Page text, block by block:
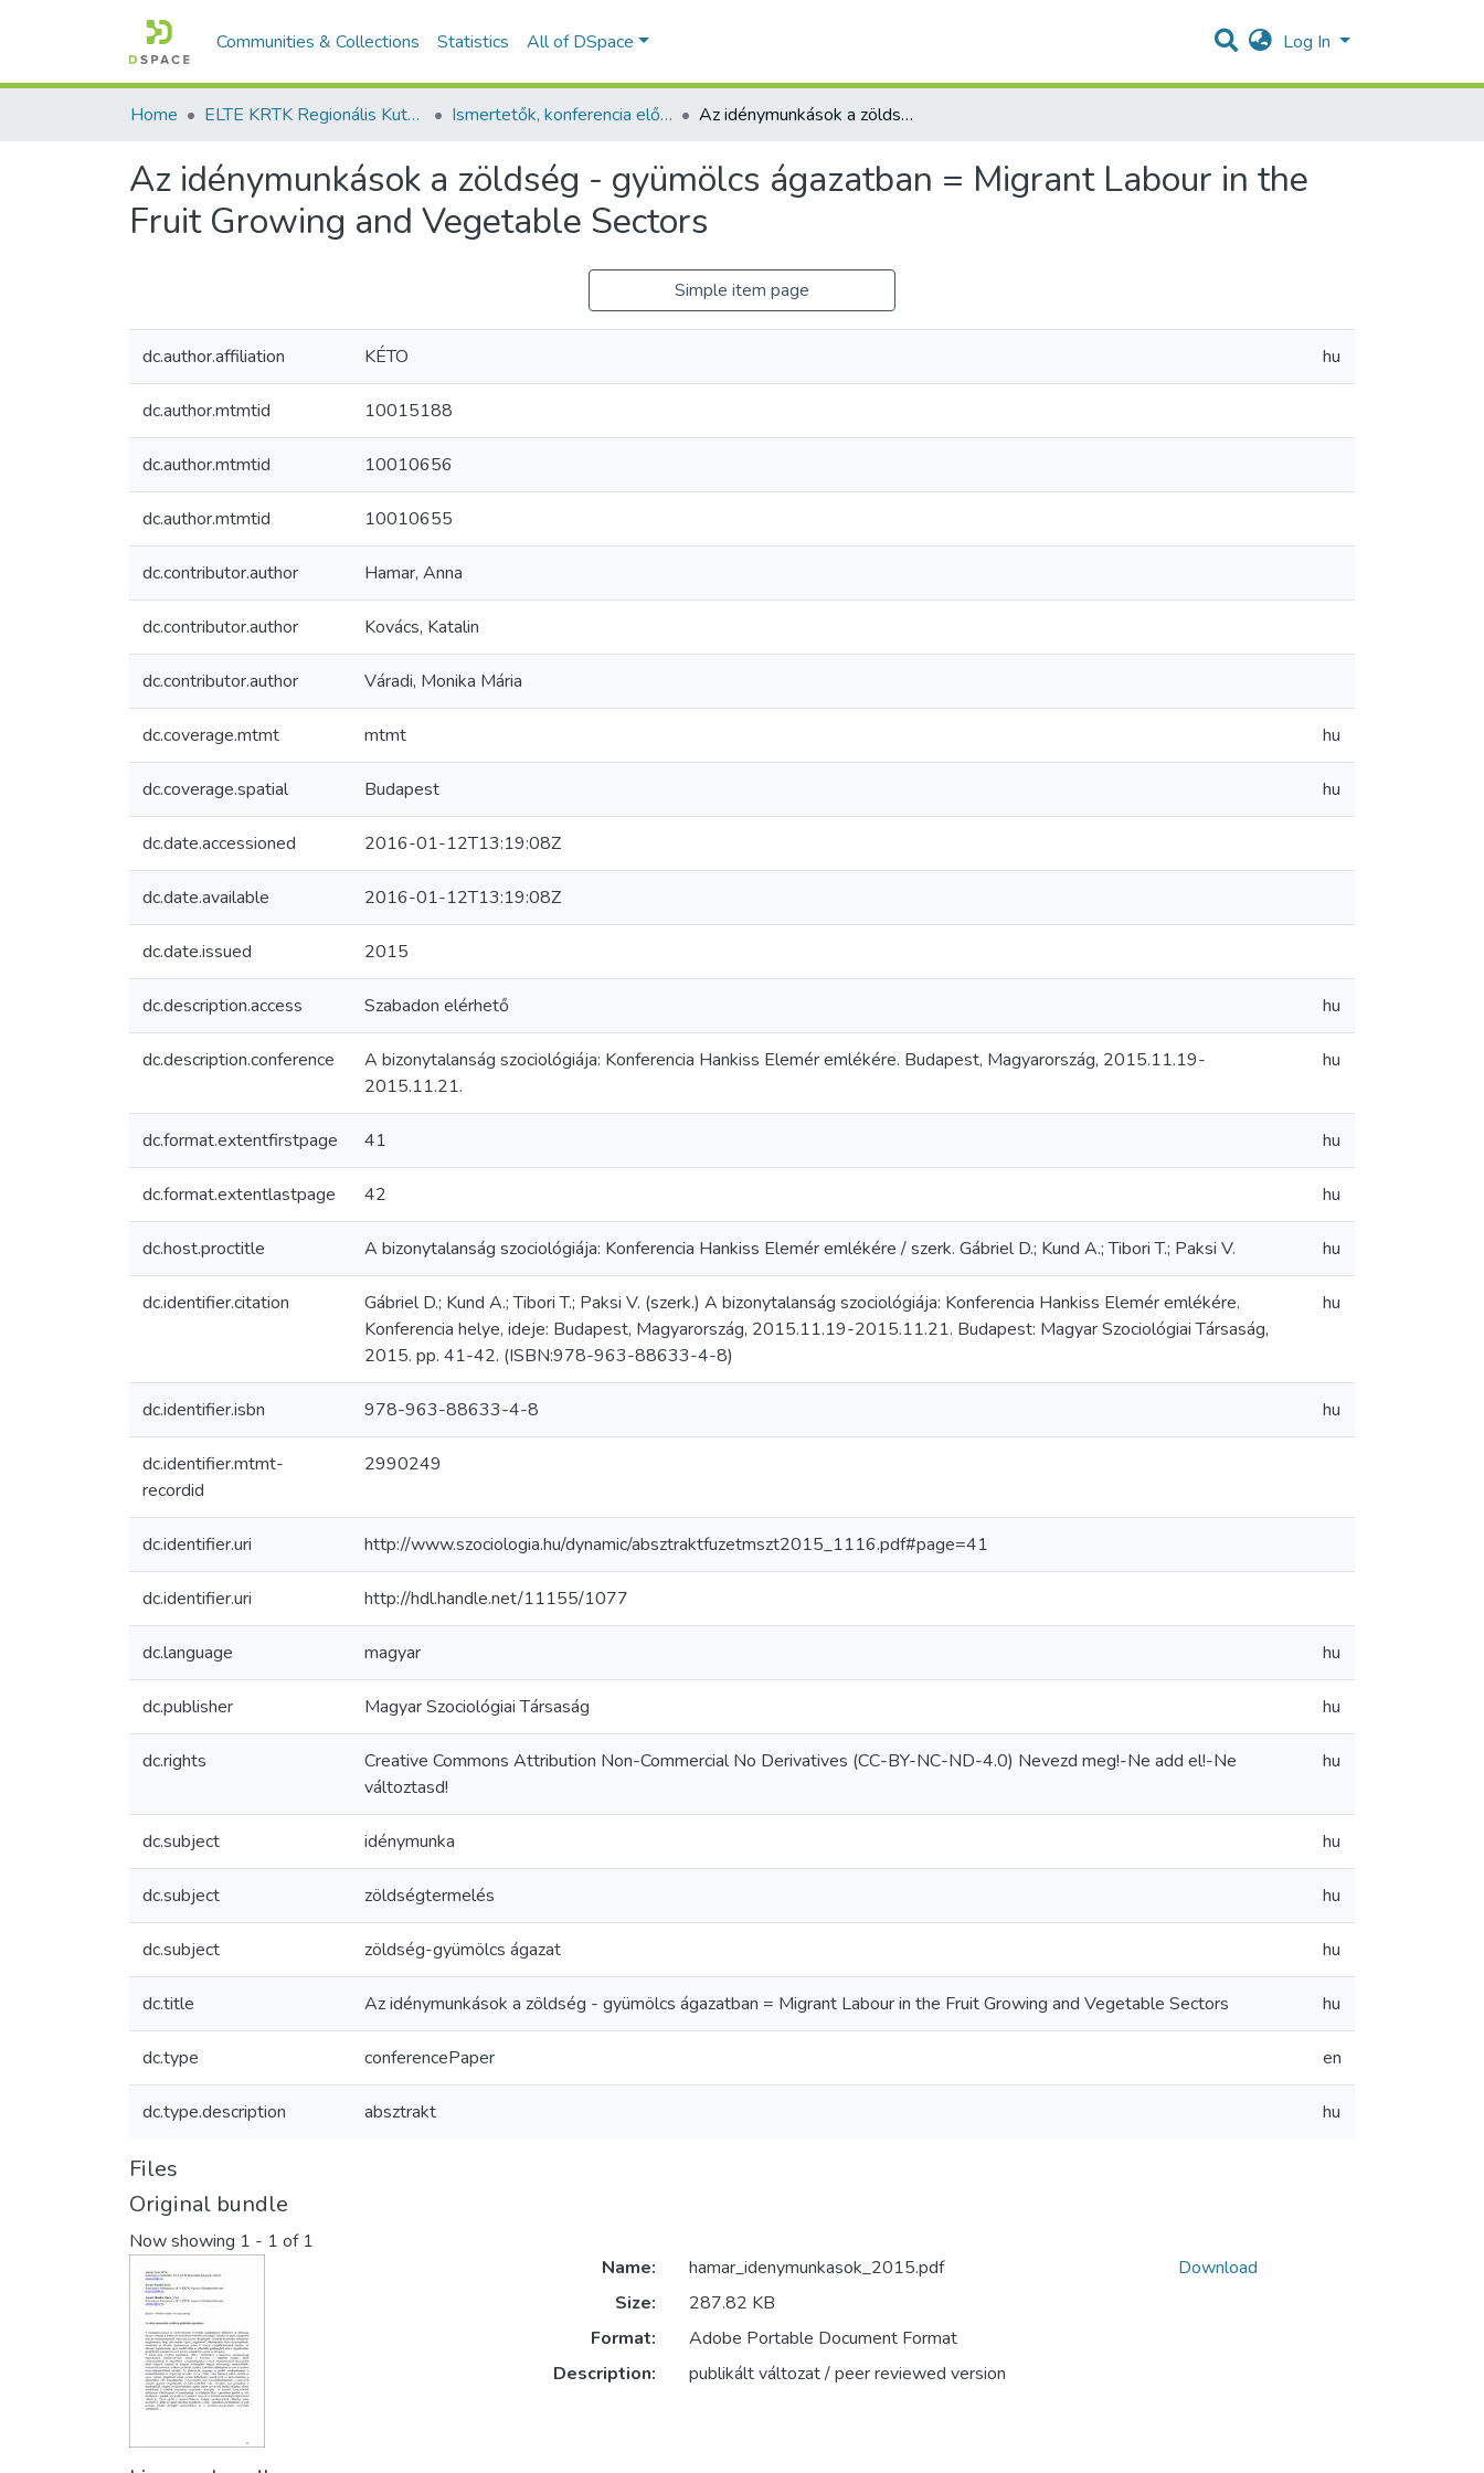
Communities & Collections Statistics All of DSpace Log In
Home ELTE KRTK Regionális Kutatások Intézete Ismertetők, konferencia előadás absztraktok - magyar nyelvű (RKI) Az idénymunkások a zöldség - gyümölcs ágazatban = Migrant Labour in the Fruit Growing and Vegetable Sectors
Az idénymunkások a zöldség - gyümölcs ágazatban = Migrant Labour in the
Fruit Growing and Vegetable Sectors
Simple item page
dc.author.affiliation KÉTO hu
dc.author.mtmtid 10015188
dc.author.mtmtid 10010656
dc.author.mtmtid 10010655
dc.contributor.author Hamar, Anna
dc.contributor.author Kovács, Katalin
dc.contributor.author Váradi, Monika Mária
dc.coverage.mtmt mtmt hu
dc.coverage.spatial Budapest hu
dc.date.accessioned 2016-01-12T13:19:08Z
dc.date.available 2016-01-12T13:19:08Z
dc.date.issued 2015
dc.description.access Szabadon elérhető hu
dc.description.conference
A bizonytalanság szociológiája: Konferencia Hankiss Elemér emlékére. Budapest, Magyarország, 2015.11.19-
2015.11.21.
hu
dc.format.extentfirstpage 41 hu
dc.format.extentlastpage 42 hu
dc.host.proctitle A bizonytalanság szociológiája: Konferencia Hankiss Elemér emlékére / szerk. Gábriel D.; Kund A.; Tibori T.; Paksi V. hu
dc.identifier.citation
Gábriel D.; Kund A.; Tibori T.; Paksi V. (szerk.) A bizonytalanság szociológiája: Konferencia Hankiss Elemér emlékére.
Konferencia helye, ideje: Budapest, Magyarország, 2015.11.19-2015.11.21. Budapest: Magyar Szociológiai Társaság,
2015. pp. 41-42. (ISBN:978-963-88633-4-8)
hu
dc.identifier.isbn 978-963-88633-4-8 hu
dc.identifier.mtmt-
recordid
2990249
dc.identifier.uri http://www.szociologia.hu/dynamic/absztraktfuzetmszt2015_1116.pdf#page=41
dc.identifier.uri http://hdl.handle.net/11155/1077
dc.language magyar hu
dc.publisher Magyar Szociológiai Társaság hu
dc.rights
Creative Commons Attribution Non-Commercial No Derivatives (CC-BY-NC-ND-4.0) Nevezd meg!-Ne add el!-Ne
változtasd!
hu
dc.subject idénymunka hu
dc.subject zöldségtermelés hu
dc.subject zöldség-gyümölcs ágazat hu
dc.title Az idénymunkások a zöldség - gyümölcs ágazatban = Migrant Labour in the Fruit Growing and Vegetable Sectors hu
dc.type conferencePaper en
dc.type.description absztrakt hu
Files
Original bundle
Now showing 1 - 1 of 1
Name:
hamar_idenymunkasok_2015.pdf
Size:
287.82 KB
Format:
Adobe Portable Document Format
Description:
publikált változat / peer reviewed version
Download